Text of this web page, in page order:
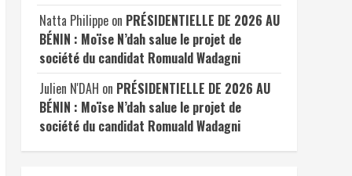
Natta Philippeon PRÉSIDENTIELLE DE 2026 AU
BÉNIN : Moïse N’dah salue le projet de
société du candidat Romuald Wadagni
Julien N'DAH on PRÉSIDENTIELLE DE 2026 AU
BÉNIN : Moïse N’dah salue le projet de
société du candidat Romuald Wadagni